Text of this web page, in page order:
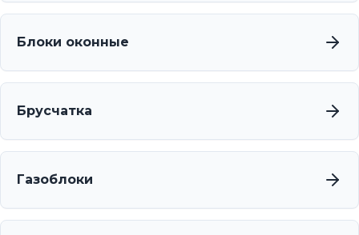
Блоки оконные
Брусчатка
Газоблоки